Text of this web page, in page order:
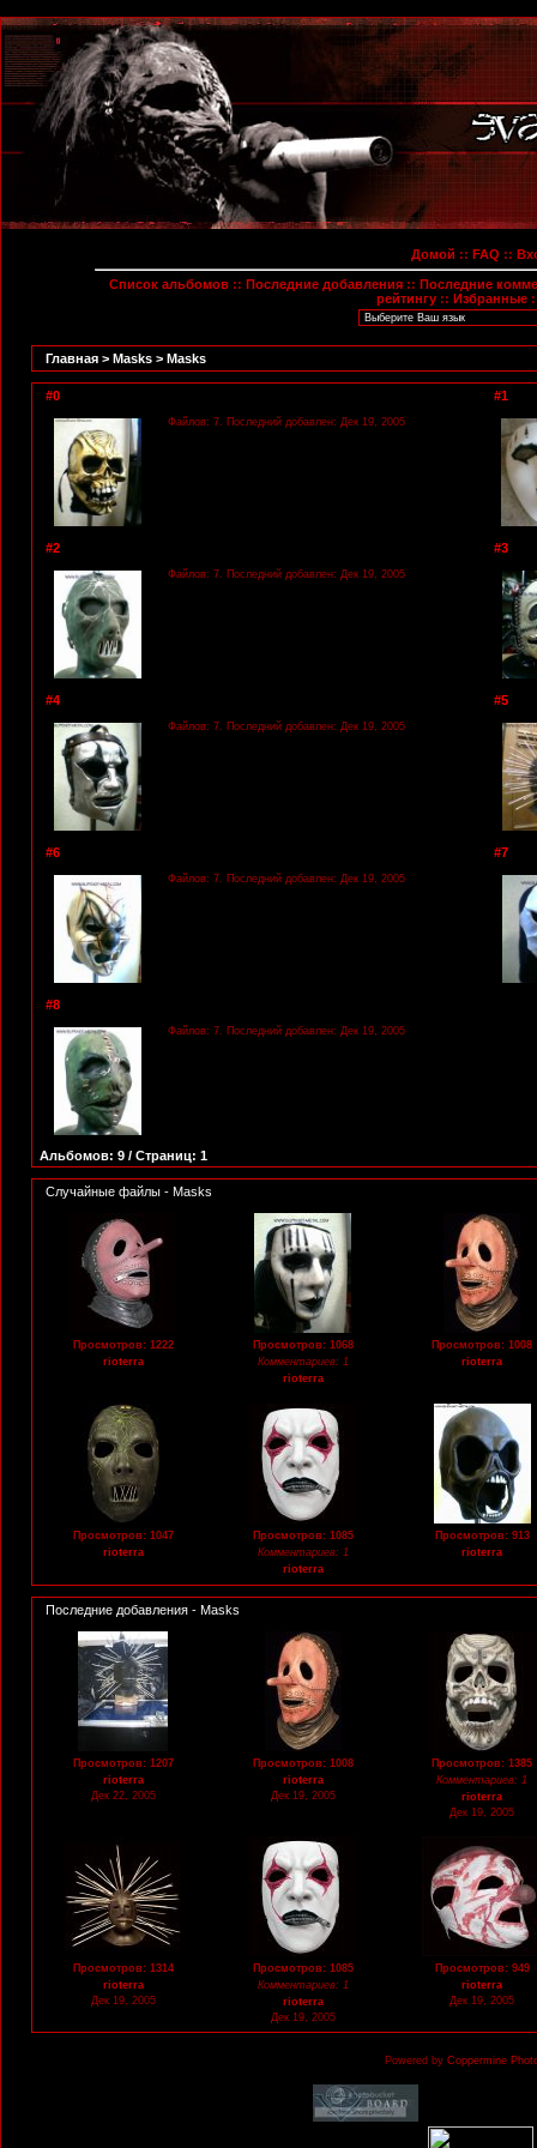
Домой :: FAQ ::
Список альбомов:: Последние добавления:: Последние
рейтингу :: Избранные
Главная > Masks > Masks
#0
Файлов: 7. Последний добавлен: Дек 19, 2005
#1
#2
Файлов: 7. Последний добавлен: Дек 19, 2005
#3
#4
Файлов: 7. Последний добавлен: Дек 19, 2005
#5
#6
Файлов: 7. Последний добавлен: Дек 19, 2005
#7
#8
Файлов: 7. Последний добавлен: Дек 19, 2005
Альбомов: 9 / Страниц: 1
Случайные файлы - Masks
Просмотров: 1222
rioterra
Просмотров: 1068
Комментариев: 1
rioterra
Просмотров: 1008
rioterra
Просмотров: 1047
rioterra
Просмотров: 1085
Комментариев: 1
rioterra
Просмотров: 913
rioterra
Последние добавления - Masks
Просмотров: 1207
rioterra
Дек 22, 2005
Просмотров: 1008
rioterra
Дек 19, 2005
Просмотров: 1385
Комментариев: 1
rioterra
Дек 19, 2005
Просмотров: 1314
rioterra
Дек 19, 2005
Просмотров: 1085
Комментариев: 1
rioterra
Дек 19, 2005
Просмотров: 949
rioterra
Дек 19, 2005
Powered by Coppermine